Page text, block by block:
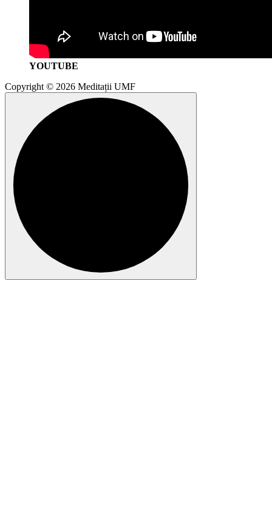
YOUTUBE
Copyright © 2026 Meditații UMF